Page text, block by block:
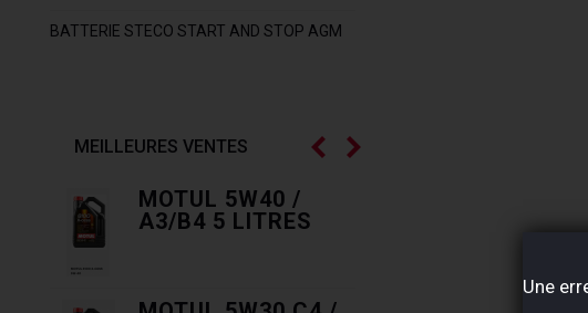
BATTERIE STECO START AND STOP AGM
MEILLEURES VENTES
MOTUL 5W40 /
A3/B4 5 LITRES
Une